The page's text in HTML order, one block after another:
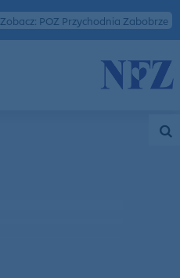
Zobacz: POZ Przychodnia Zabobrze